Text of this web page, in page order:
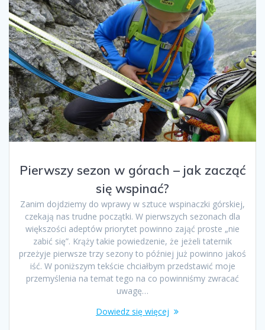
Pierwszy sezon w górach – jak zacząć
się wspinać?
Zanim dojdziemy do wprawy w sztuce wspinaczki górskiej,
czekają nas trudne początki. W pierwszych sezonach dla
większości adeptów priorytet powinno zająć proste „nie
zabić się”. Krąży takie powiedzenie, że jeżeli taternik
przeżyje pierwsze trzy sezony to później już powinno jakoś
iść. W poniższym tekście chciałbym przedstawić moje
przemyślenia na temat tego na co powinniśmy zwracać
uwagę…
Dowiedz się więcej